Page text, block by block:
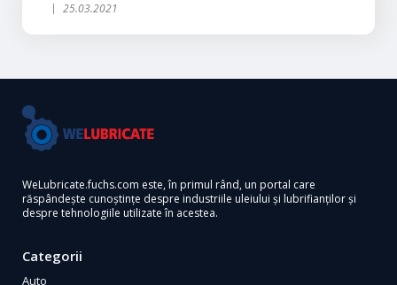
25.03.2021
WeLubricate.fuchs.com este, în primul rând, un portal care
răspândește cunoștințe despre industriile uleiului și lubrifianților și
despre tehnologiile utilizate în acestea.
Categorii
Auto